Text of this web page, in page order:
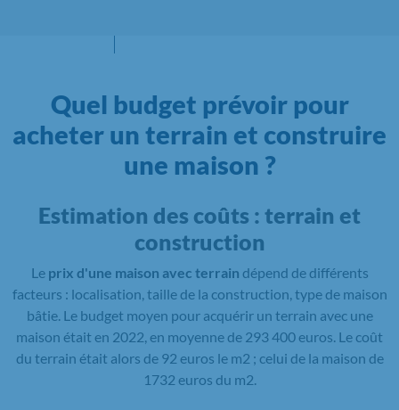
Quel budget prévoir pour
acheter un terrain et construire
une maison ?
Estimation des coûts : terrain et
construction
Le prix d'une maison avec terrain dépend de différents
facteurs : localisation, taille de la construction, type de maison
bâtie. Le budget moyen pour acquérir un terrain avec une
maison était en 2022, en moyenne de 293 400 euros. Le coût
du terrain était alors de 92 euros le m2 ; celui de la maison de
1732 euros du m2.